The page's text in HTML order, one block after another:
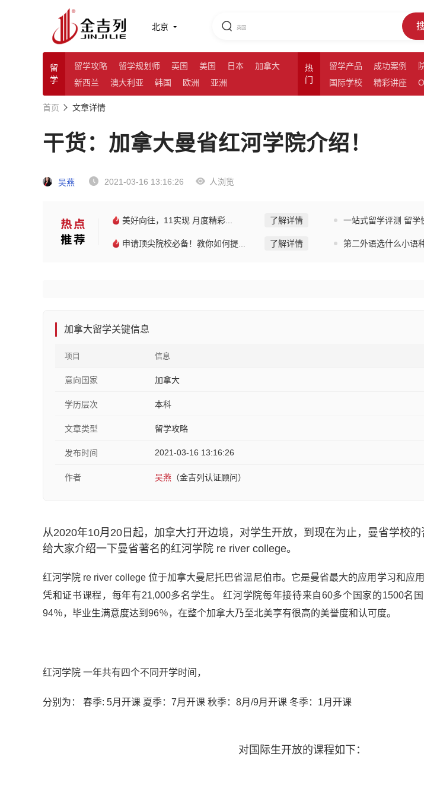
北京
留
学
留学攻略 留学规划师 英国 美国 日本
加拿大
新西兰
澳大利亚 韩国 欧洲 亚洲
热
门
留学产品 成功案例
国际学校
精彩讲座
首页 文章详情
干货：加拿大曼省红河学院介绍！
吴燕 2021-03-16 13:16:26 人浏览
美好向往，11实现 月度精彩... 了解详情 一站式留学评测 留学
申请顶尖院校必备！教你如何提... 了解详情 第二外语选什么小语
加拿大留学关键信息
项目 信息
意向国家 加拿大
学历层次 本科
文章类型 留学攻略
发布时间 2021-03-16 13:16:26
作者 吴燕 （金吉列认证顾问）
从2020年10月20日起，加拿大打开边境，对学生开放，到现在为止，曼省学校
给大家介绍一下曼省著名的红河学院 re river college。
红河学院 re river college 位于加拿大曼尼托巴省温尼伯市。它是曼省最大的应用学习和应
凭和证书课程，每年有21,000多名学生。 红河学院每年接待来自60多个国家的1500名
94％，毕业生满意度达到96％，在整个加拿大乃至北美享有很高的美誉度和认可度。
红河学院 一年共有四个不同开学时间，
分别为： 春季: 5月开课 夏季：7月开课 秋季：8月/9月开课 冬季：1月开课
对国际生开放的课程如下：